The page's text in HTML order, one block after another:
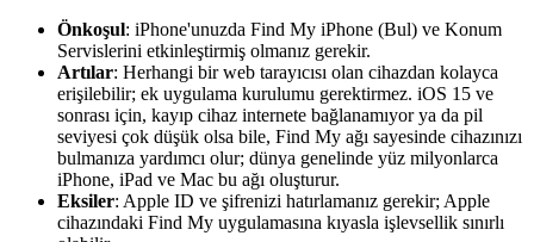
Önkoşul: iPhone'unuzda Find My iPhone (Bul) ve Konum
Servislerini etkinleştirmiş olmanız gerekir.
Artılar: Herhangi bir web tarayıcısı olan cihazdan kolayca
erişilebilir; ek uygulama kurulumu gerektirmez. iOS 15 ve
sonrası için, kayıp cihaz internete bağlanamıyor ya da pil
seviyesi çok düşük olsa bile, Find My ağı sayesinde cihazınızı
bulmanıza yardımcı olur; dünya genelinde yüz milyonlarca
iPhone, iPad ve Mac bu ağı oluşturur.
Eksiler: Apple ID ve şifrenizi hatırlamanız gerekir; Apple
cihazındaki Find My uygulamasına kıyasla işlevsellik sınırlı